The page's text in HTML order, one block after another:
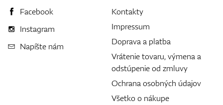
Facebook
Instagram
Napíšte nám
Kontakty
Impressum
Doprava a platba
Vrátenie tovaru, výmena a
odstúpenie od zmluvy
Ochrana osobných údajov
Všetko o nákupe